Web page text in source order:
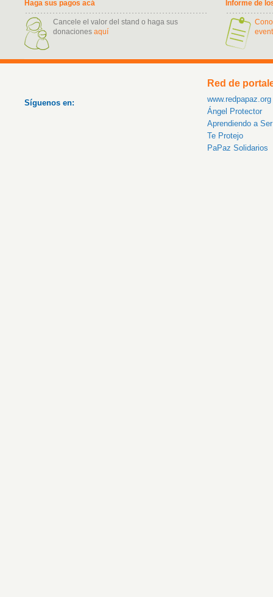
Haga sus pagos acá
Cancele el valor del stand o haga sus
donaciones aquí
Informe de
Síguenos en:
Red de
www.redpapaz.org
Ángel Protector
Aprendiendo a
Te Protejo
PaPaz Solidarios